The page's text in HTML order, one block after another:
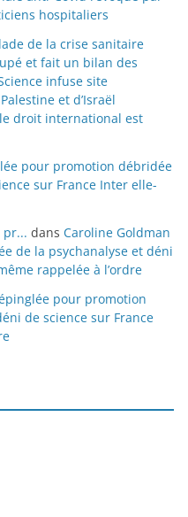
hospitaliers
de la crise sanitaire
et fait un bilan des
infuse site
et d’Israël
droit international est
pour promotion débridée
sur France Inter elle-
pr... dans Caroline Goldman
de la psychanalyse et déni
rappelée à l’ordre
pour promotion
de science sur France